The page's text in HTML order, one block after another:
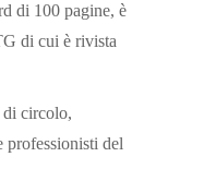
di 100 pagine, è
di cui è rivista
di circolo,
professionisti del